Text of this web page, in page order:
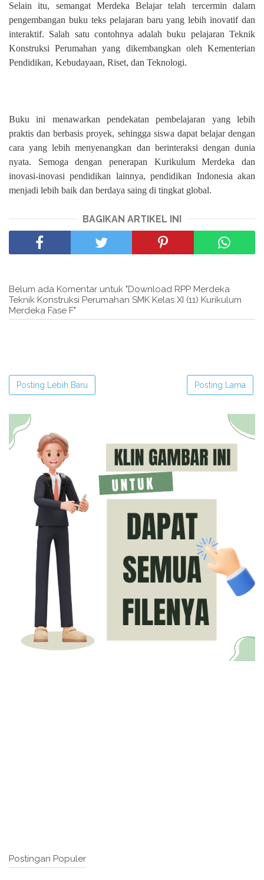
Selain itu, semangat Merdeka Belajar telah tercermin dalam
pengembangan buku teks pelajaran baru yang lebih inovatif dan
interaktif. Salah satu contohnya adalah buku pelajaran Teknik
Konstruksi Perumahan yang dikembangkan oleh Kementerian
Pendidikan, Kebudayaan, Riset, dan Teknologi.
Buku ini menawarkan pendekatan pembelajaran yang lebih
praktis dan berbasis proyek, sehingga siswa dapat belajar dengan
cara yang lebih menyenangkan dan berinteraksi dengan dunia
nyata. Semoga dengan penerapan Kurikulum Merdeka dan
inovasi-inovasi pendidikan lainnya, pendidikan Indonesia akan
menjadi lebih baik dan berdaya saing di tingkat global.
BAGIKAN ARTIKEL INI
Belum ada Komentar untuk "Download RPP Merdeka
Teknik Konstruksi Perumahan SMK Kelas XI (11) Kurikulum
Merdeka Fase F"
Posting Lebih Baru Posting Lama
Postingan Populer